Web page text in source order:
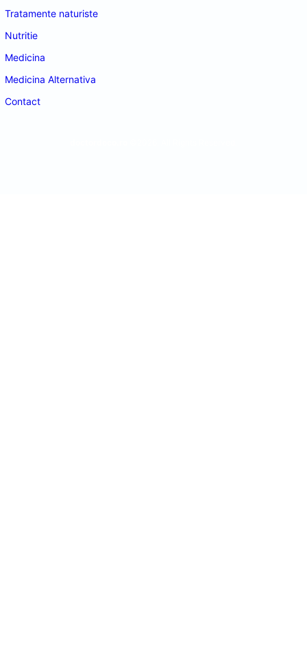
Tratamente naturiste
Nutritie
Medicina
Medicina Alternativa
Contact